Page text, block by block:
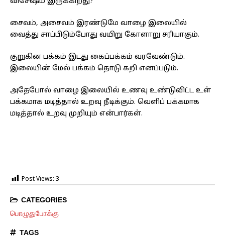
சைவம், அசைவம் இரண்டுமே வாழை இலையில்
வைத்து சாப்பிடும்போது வயிறு கோளாறு சரியாகும்.
குறுகின பக்கம் இடது கைப்பக்கம் வரவேண்டும்.
இலையின் மேல் பக்கம் தொடு கறி எனப்படும்.
அதேபோல் வாழை இலையில் உணவு உண்டுவிட்ட உள்
பக்கமாக மடித்தால் உறவு நீடிக்கும். வெளிப் பக்கமாக
மடித்தால் உறவு முறியும் என்பார்கள்.
Post Views: 3
CATEGORIES
பொழுதுபோக்கு
TAGS